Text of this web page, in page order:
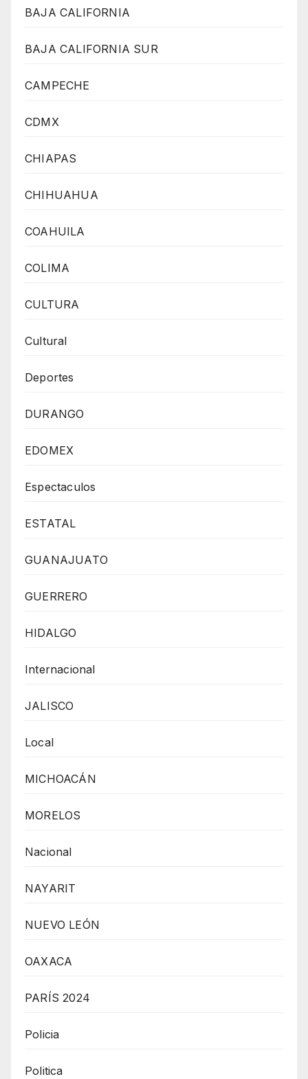
BAJA CALIFORNIA
BAJA CALIFORNIA SUR
CAMPECHE
CDMX
CHIAPAS
CHIHUAHUA
COAHUILA
COLIMA
CULTURA
Cultural
Deportes
DURANGO
EDOMEX
Espectaculos
ESTATAL
GUANAJUATO
GUERRERO
HIDALGO
Internacional
JALISCO
Local
MICHOACÁN
MORELOS
Nacional
NAYARIT
NUEVO LEÓN
OAXACA
PARÍS 2024
Policia
Politica